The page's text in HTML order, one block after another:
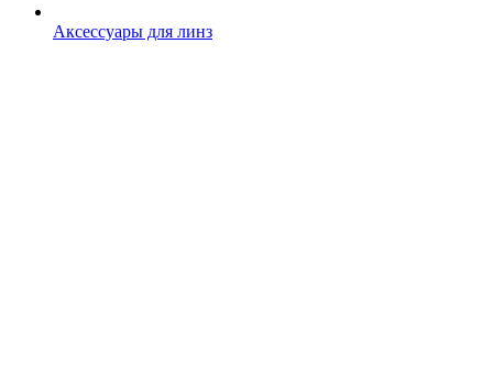
Аксессуары для линз